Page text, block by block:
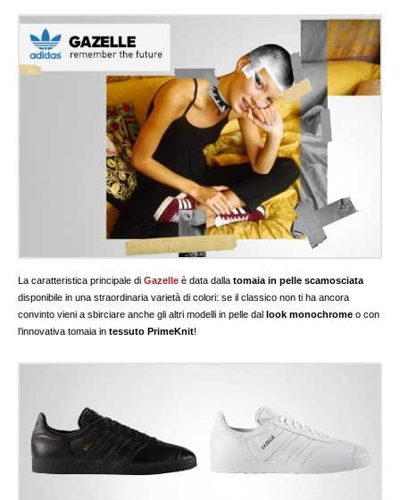
La caratteristica principale diGazelle è data dallatomaia in pelle scamosciata
disponibile in una straordinaria varietà di colori: se il classico non ti ha ancora
convinto vieni a sbirciare anche gli altri modelli in pelle dallook monochrome o con
l’innovativa tomaia intessuto PrimeKnit!